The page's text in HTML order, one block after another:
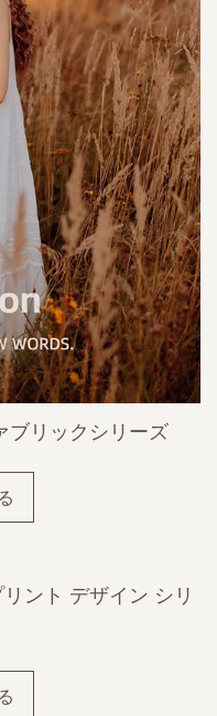
ブリックシリーズ
ント デザイン シリ